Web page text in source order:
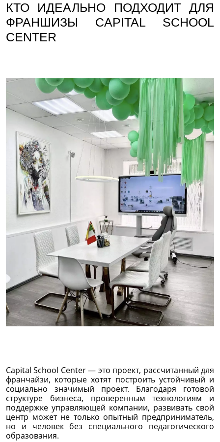
КТО ИДЕАЛЬНО ПОДХОДИТ ДЛЯ
ФРАНШИЗЫ CAPITAL SCHOOL
CENTER
Capital School Center — это проект, рассчитанный для
франчайзи, которые хотят построить устойчивый и
социально значимый проект. Благодаря готовой
структуре бизнеса, проверенным технологиям и
поддержке управляющей компании, развивать свой
центр может не только опытный предприниматель,
но и человек без специального педагогического
образования.